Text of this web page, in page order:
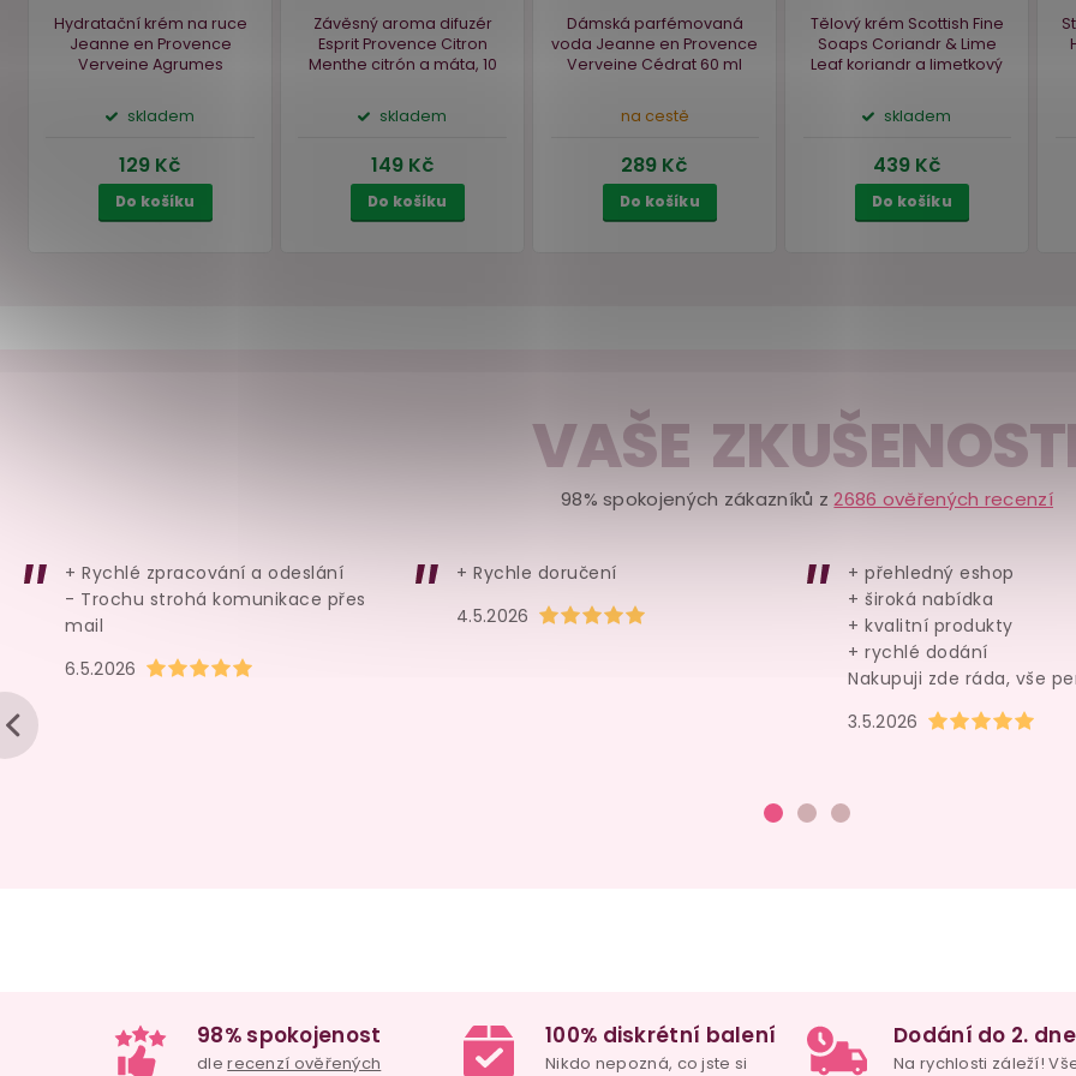
Do košíku
Akce
citrón a máta, 10
Do košíku
voda Jeanne en Provence
Verveine Cédrat60 ml
na cestě
Leafkoriandr a
list, 200 ml
skladem
Do košíku
VAŠE
98% spokojených zákazníků z2686 ověřených recenzí
Hodnocení obchodu je 5 z 5 hvězdiček.
6.5.2026
+ Rychlé zpracování a odeslání
- Trochu strohá komunikace přes
mail
Hodnocení obchodu je 5 z 5 hvězdiček.
4.5.2026
+ Rychle doručení
Hodnocení
3.5.2026
+ přehledný eshop
+ široká nabídka
+ kvalitní produkty
+ rychlé dodání
Nakupuji zde ráda, vše
98% spokojenost
dlerecenzí ověřených
100% diskrétní balení
Nikdo nepozná, co jste si
Dodání do 2. dne
Na rychlosti záleží!